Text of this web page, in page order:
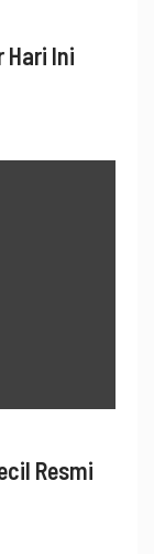
Hari Ini
Resmi